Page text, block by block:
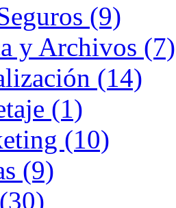
(9)
y Archivos (7)
(14)
(1)
(10)
(9)